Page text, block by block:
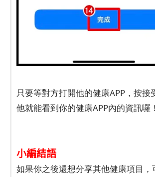
只要等對方打開他的健康APP，按接
他就能看到你的健康APP內的資訊囉！
小編結語
如果你之後還想分享其他健康項目，